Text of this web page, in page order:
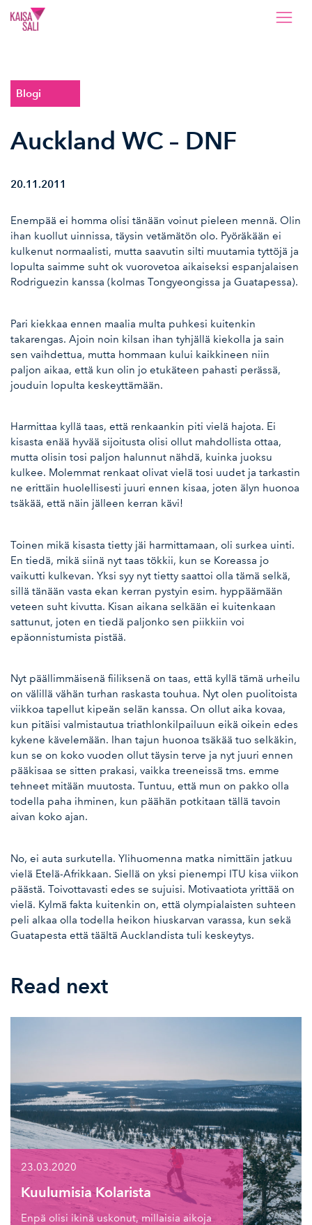
Kaisa Sali
Blogi
Auckland WC – DNF
20.11.2011
Enempää ei homma olisi tänään voinut pieleen mennä. Olin
ihan kuollut uinnissa, täysin vetämätön olo. Pyöräkään ei
kulkenut normaalisti, mutta saavutin silti muutamia tyttöjä ja
lopulta saimme suht ok vuorovetoa aikaiseksi espanjalaisen
Rodriguezin kanssa (kolmas Tongyeongissa ja Guatapessa).
Pari kiekkaa ennen maalia multa puhkesi kuitenkin
takarengas. Ajoin noin kilsan ihan tyhjällä kiekolla ja sain
sen vaihdettua, mutta hommaan kului kaikkineen niin
paljon aikaa, että kun olin jo etukäteen pahasti perässä,
jouduin lopulta keskeyttämään.
Harmittaa kyllä taas, että renkaankin piti vielä hajota. Ei
kisasta enää hyvää sijoitusta olisi ollut mahdollista ottaa,
mutta olisin tosi paljon halunnut nähdä, kuinka juoksu
kulkee. Molemmat renkaat olivat vielä tosi uudet ja tarkastin
ne erittäin huolellisesti juuri ennen kisaa, joten älyn huonoa
tsäkää, että näin jälleen kerran kävi!
Toinen mikä kisasta tietty jäi harmittamaan, oli surkea uinti.
En tiedä, mikä siinä nyt taas tökkii, kun se Koreassa jo
vaikutti kulkevan. Yksi syy nyt tietty saattoi olla tämä selkä,
sillä tänään vasta ekan kerran pystyin esim. hyppäämään
veteen suht kivutta. Kisan aikana selkään ei kuitenkaan
sattunut, joten en tiedä paljonko sen piikkiin voi
epäonnistumista pistää.
Nyt päällimmäisenä fiiliksenä on taas, että kyllä tämä urheilu
on välillä vähän turhan raskasta touhua. Nyt olen puolitoista
viikkoa tapellut kipeän selän kanssa. On ollut aika kovaa,
kun pitäisi valmistautua triathlonkilpailuun eikä oikein edes
kykene kävelemään. Ihan tajun huonoa tsäkää tuo selkäkin,
kun se on koko vuoden ollut täysin terve ja nyt juuri ennen
pääkisaa se sitten prakasi, vaikka treeneissä tms. emme
tehneet mitään muutosta. Tuntuu, että mun on pakko olla
todella paha ihminen, kun päähän potkitaan tällä tavoin
aivan koko ajan.
No, ei auta surkutella. Ylihuomenna matka nimittäin jatkuu
vielä Etelä-Afrikkaan. Siellä on yksi pienempi ITU kisa viikon
päästä. Toivottavasti edes se sujuisi. Motivaatiota yrittää on
vielä. Kylmä fakta kuitenkin on, että olympialaisten suhteen
peli alkaa olla todella heikon hiuskarvan varassa, kun sekä
Guatapesta että täältä Aucklandista tuli keskeytys.
Read next
23.03.2020
Kuulumisia Kolarista
Enpä olisi ikinä uskonut, millaisia aikoja